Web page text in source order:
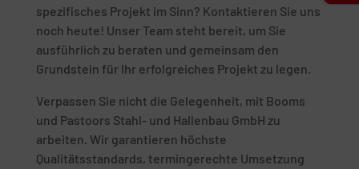
spezifisches Projekt im Sinn? Kontaktieren Sie uns
noch heute! Unser Team steht bereit, um Sie
ausführlich zu beraten und gemeinsam den
Grundstein für Ihr erfolgreiches Projekt zu legen.
Verpassen Sie nicht die Gelegenheit, mit Booms
und Pastoors Stahl- und Hallenbau GmbH zu
arbeiten. Wir garantieren höchste
Qualitätsstandards, termingerechte Umsetzung